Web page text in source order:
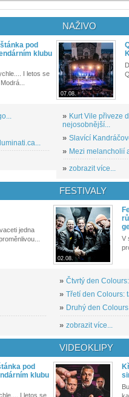
pod
klubu
I letos se
NAŽIVO
07.08.
» Kurt Vile přiveze
nejosobnější...
» Slavící
» Mezi melancholií
» zobrazit více...
jedna
FESTIVALY
02.08.
V
» Čtvrtý den
» Třetí den Colours:
» Druhý den
» zobrazit více...
pod
klubu
I letos se
VIDEOKLIPY